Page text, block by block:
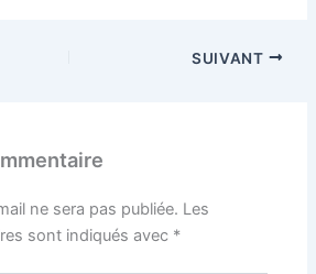
SUIVANT
ne sera pas publiée. Les
sont indiqués avec *